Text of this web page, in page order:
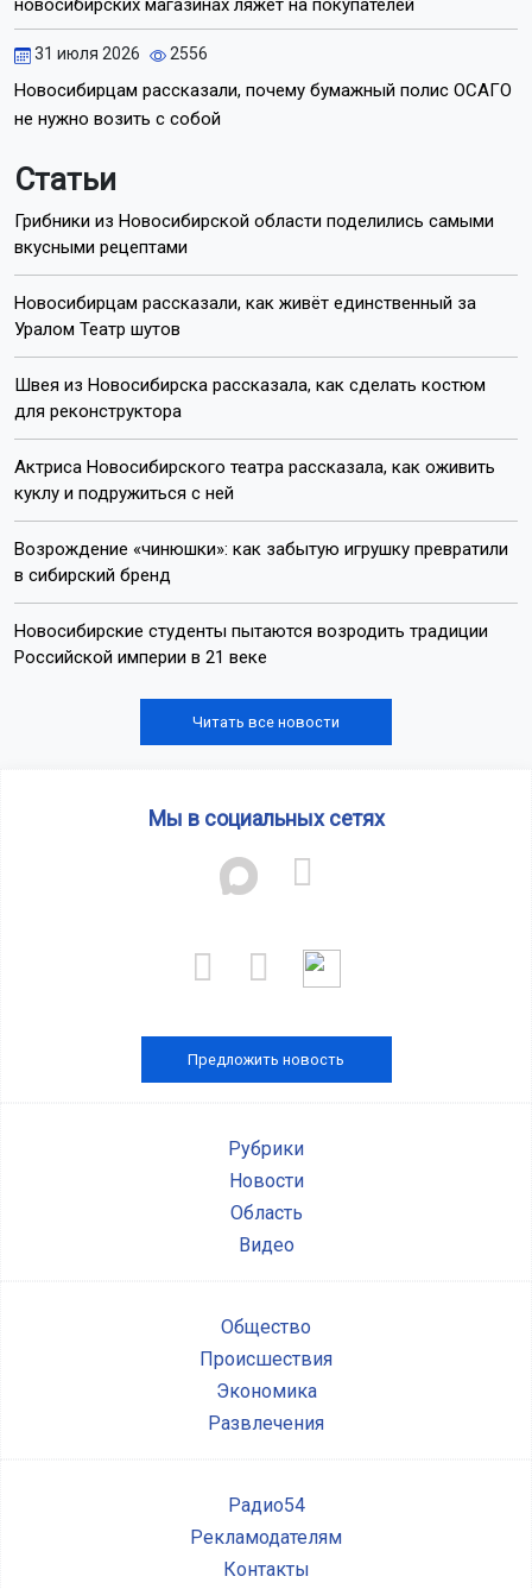
новосибирских магазинах ляжет на покупателей
31 июля 2026 2556
Новосибирцам рассказали, почему бумажный полис ОСАГО
не нужно возить с собой
Статьи
Грибники из Новосибирской области поделились самыми
вкусными рецептами
Новосибирцам рассказали, как живёт единственный за
Уралом Театр шутов
Швея из Новосибирска рассказала, как сделать костюм
для реконструктора
Актриса Новосибирского театра рассказала, как оживить
куклу и подружиться с ней
Возрождение «чинюшки»: как забытую игрушку превратили
в сибирский бренд
Новосибирские студенты пытаются возродить традиции
Российской империи в 21 веке
Читать все новости
Мы в социальных сетях
Предложить новость
Рубрики
Новости
Область
Видео
Общество
Происшествия
Экономика
Развлечения
Радио54
Рекламодателям
Контакты